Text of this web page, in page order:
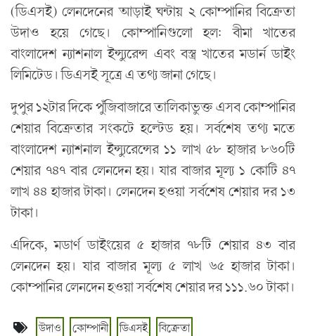
(ডিএসই) লেনদেনের আড়াই ঘন্টায় ২ কোম্পানির বিক্রেতা
উদাও হয়ে গেছে। কোম্পানিগুলো হল: বীমা খাতের
বাংলাদেশ ন্যাশনাল ইন্স্যুরেন্স এবং বস্ত্র খাতের মডার্ন ডাইং
লিমিটেড। ডিএসই সূত্রে এ তথ্য জানা গেছে।
দুপুর ১২টার দিকে পুঁজিবাজারে তালিকাভুক্ত এসব কোম্পানির
শেয়ার বিক্রেতার সংকটে হল্টেড হয়। সর্বশেষ তথ্য মতে
বাংলাদেশ ন্যাশনাল ইন্স্যুরেন্সের ১১ লাখ ৫৮ হাজার ৮৬০টি
শেয়ার ৭৪৭ বার লেনদেন হয়। যার বাজার মূল্য ১ কোটি ৪৭
লাখ ৪৪ হাজার টাকা। লেনদেন হওয়া সর্বশেষ শেয়ার দর ১৩
টাকা।
এদিকে, মডার্ণ ডাইংয়ের ৫ হাজার ৭৮টি শেয়ার ৪৩ বার
লেনদেন হয়। যার বাজার মূল্য ৫ লাখ ৬৫ হাজার টাকা।
কোম্পানির লেনদেন হওয়া সর্বশেষ শেয়ার দর ১১১.৬০ টাকা।
উদাও কোম্পানী ডিএসই বিক্রেতা